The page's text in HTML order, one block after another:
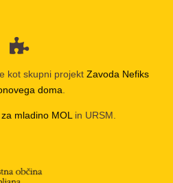
kot skupni projekt Zavoda Nefiks
doma
mladino MOL in URSM.